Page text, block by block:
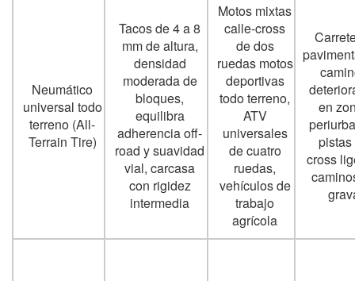
Neumático
universal todo
terreno (All-
Terrain Tire)
Tacos de 4 a 8
mm de altura,
densidad
moderada de
bloques,
equilibra
adherencia off-
road y suavidad
vial, carcasa
con rigidez
intermedia
Motos mixtas
calle-cross
de dos
ruedas motos
deportivas
todo terreno,
ATV
universales
de cuatro
ruedas,
vehículos de
trabajo
agrícola
en
cross